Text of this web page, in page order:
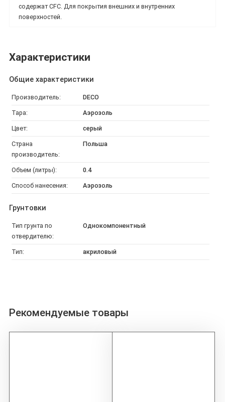
содержат CFC. Для покрытия внешних и внутренних
поверхностей.
Характеристики
Общие характеристики
Производитель: DECO
Тара: Аэрозоль
Цвет: серый
Страна
производитель:
Польша
Объем (литры): 0.4
Способ нанесения: Аэрозоль
Грунтовки
Тип грунта по
отвердителю:
Однокомпонентный
Тип: акриловый
Рекомендуемые товары